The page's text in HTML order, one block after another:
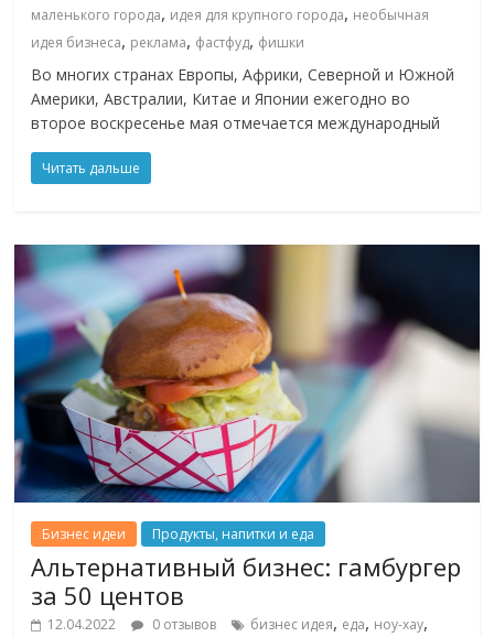
маленького города, идея для крупного города, необычная
идея бизнеса, реклама, фастфуд, фишки
Во многих странах Европы, Африки, Северной и Южной
Америки, Австралии, Китае и Японии ежегодно во
второе воскресенье мая отмечается международный
Читать дальше
Бизнес идеи Продукты, напитки и еда
Альтернативный бизнес: гамбургер
за 50 центов
12.04.2022 0 отзывов бизнес идея, еда, ноу-хау,